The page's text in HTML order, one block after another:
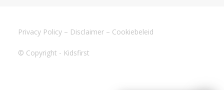
© Copyright - Kidsfirst
Privacy Policy – Disclaimer – Cookiebeleid